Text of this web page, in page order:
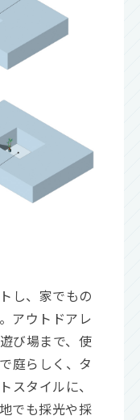
し、家でもの
アウトドアレ
び場まで、使
庭らしく、タ
スタイルに、
でも採光や採